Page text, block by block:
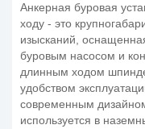
Анкерная буровая
ходу - это
изысканий,
буровым насосом и
длинным ходом
удобством
современным
используется в